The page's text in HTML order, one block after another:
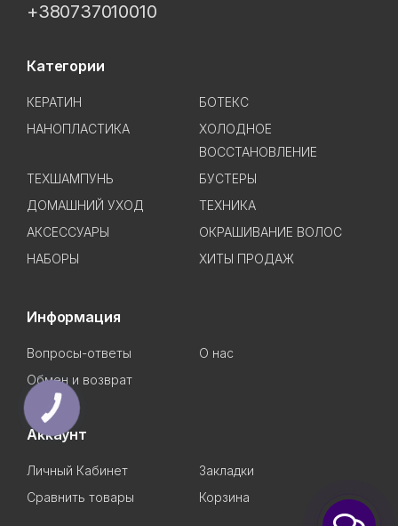
+380737010010
Категории
КЕРАТИН
БОТЕКС
НАНОПЛАСТИКА
ХОЛОДНОЕ
ВОССТАНОВЛЕНИЕ
ТЕХШАМПУНЬ
БУСТЕРЫ
ДОМАШНИЙ УХОД
ТЕХНИКА
АКСЕССУАРЫ
ОКРАШИВАНИЕ ВОЛОС
НАБОРЫ
ХИТЫ ПРОДАЖ
Информация
Вопросы-ответы
О нас
Обмен и возврат
Аккаунт
Личный Кабинет
Закладки
Сравнить товары
Корзина
КНОПКА
ЗВ'ЯЗКУ